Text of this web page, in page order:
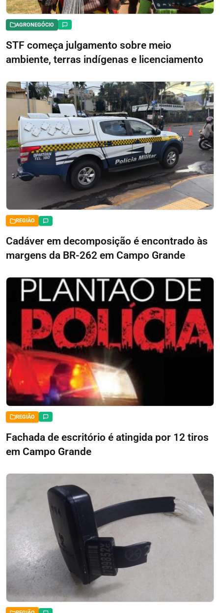
AGRONEGÓCIO
STF começa julgamento sobre meio
ambiente, terras indígenas e licenciamento
REGIÃO
Cadáver em decomposição é encontrado às
margens da BR-262 em Campo Grande
REGIÃO
Fachada de escritório é atingida por 12 tiros
em Campo Grande